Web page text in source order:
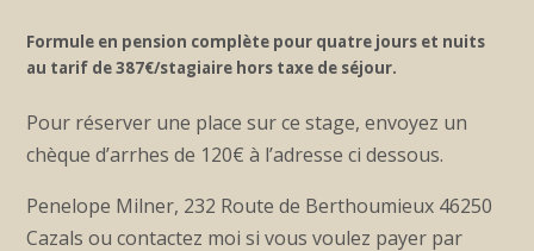
Formule en pension complète pour quatre jours et nuits
au tarif de 387€/stagiaire hors taxe de séjour.
Pour réserver une place sur ce stage, envoyez un
chèque d’arrhes de 120€ à l’adresse ci dessous.
Penelope Milner, 232 Route de Berthoumieux 46250
Cazals ou contactez moi si vous voulez payer par